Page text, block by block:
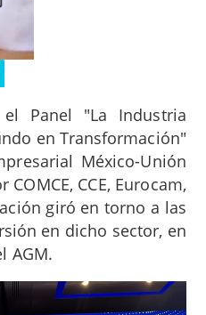
Panel "La Industria
en Transformación"
México-Unión
CCE, Eurocam,
giró en torno a las
en dicho sector, en
AGM.